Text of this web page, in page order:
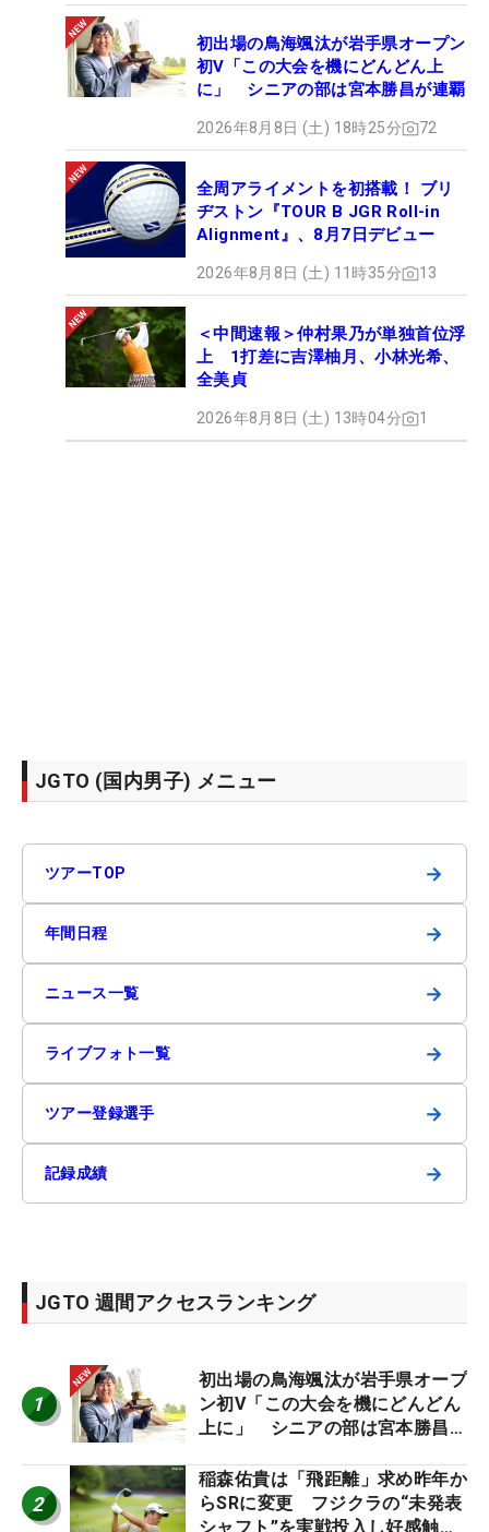
初出場の鳥海颯汰が岩手県オープン
初V「この大会を機にどんどん上
に」 シニアの部は宮本勝昌が連覇
2026年8月8日 (土) 18時25分 72
全周アライメントを初搭載！ ブリ
ヂストン『TOUR B JGR Roll-in
Alignment』、8月7日デビュー
2026年8月8日 (土) 11時35分 13
＜中間速報＞仲村果乃が単独首位浮
上 1打差に吉澤柚月、小林光希、
全美貞
2026年8月8日 (土) 13時04分 1
JGTO (国内男子) メニュー
ツアーTOP →
年間日程 →
ニュース一覧 →
ライブフォト一覧 →
ツアー登録選手 →
記録成績 →
JGTO 週間アクセスランキング
1
初出場の鳥海颯汰が岩手県オープ
ン初V「この大会を機にどんどん
上に」 シニアの部は宮本勝昌が
2
稲森佑貴は「飛距離」求め昨年か
らSRに変更 フジクラの“未発表
シャフト”を実戦投入し好感触